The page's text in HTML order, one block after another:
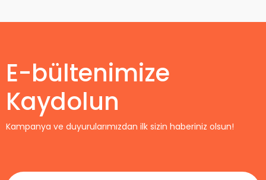
Uzun Kol - Forması
E-bültenimize
Kaydolun
Kampanya ve duyurularımızdan ilk sizin haberiniz olsun!